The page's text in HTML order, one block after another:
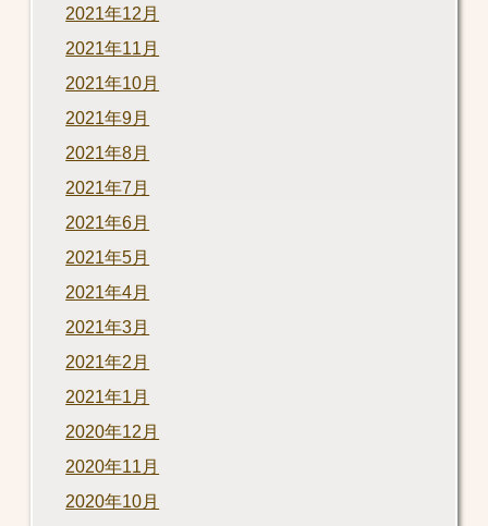
2021年12月
2021年11月
2021年10月
2021年9月
2021年8月
2021年7月
2021年6月
2021年5月
2021年4月
2021年3月
2021年2月
2021年1月
2020年12月
2020年11月
2020年10月